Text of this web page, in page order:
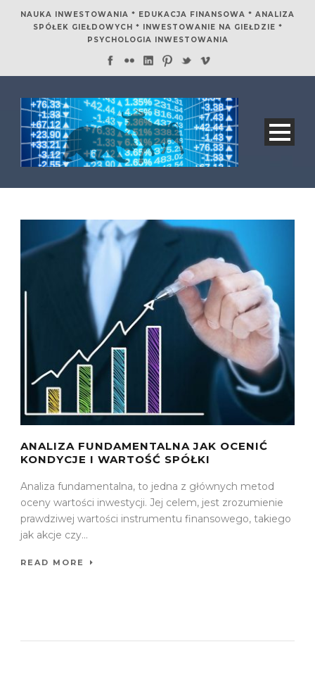
NAUKA INWESTOWANIA * EDUKACJA FINANSOWA * ANALIZA
SPÓŁEK GIEŁDOWYCH * INWESTOWANIE NA GIEŁDZIE *
PSYCHOLOGIA INWESTOWANIA
ANALIZA FUNDAMENTALNA JAK OCENIĆ
KONDYCJE I WARTOŚĆ SPÓŁKI
Analiza fundamentalna, to jedna z głównych metod
oceny wartości inwestycji. Jej celem, jest zrozumienie
prawdziwej wartości instrumentu finansowego, takiego
jak akcje czy...
READ MORE